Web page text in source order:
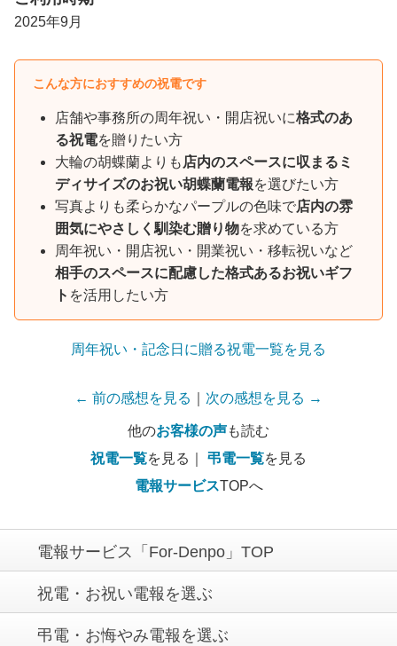
2025年9月
こんな方におすすめの祝電です
店舗や事務所の周年祝い・開店祝いに格式のあ
る祝電を贈りたい方
大輪の胡蝶蘭よりも 店内のスペースに収まるミ
ディサイズのお祝い胡蝶蘭電報を選びたい方
写真よりも柔らかなパープルの色味で店内の雰
囲気にやさしく馴染む贈り物を求めている方
周年祝い・開店祝い・開業祝い・移転祝いなど
相手のスペースに配慮した格式あるお祝いギフ
ト を活用したい方
周年祝い・記念日に贈る祝電一覧を見る
← 前の感想を見る 次の感想を見る →
他のお客様の声も読む
祝電一覧を見る｜ 弔電一覧を見る
電報サービスTOPへ
電報サービス「For-Denpo」TOP
祝電・お祝い電報を選ぶ
弔電・お悔やみ電報を選ぶ